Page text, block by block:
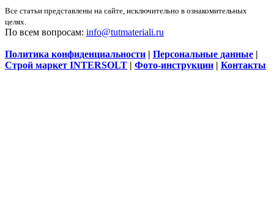
Все статьи представлены на сайте, исключительно в ознакомительных
целях.
По всем вопросам: info@tutmateriali.ru
Политика конфиденциальности | Персональные данные |
Строй маркет INTERSOLT | Фото-инструкции | Контакты